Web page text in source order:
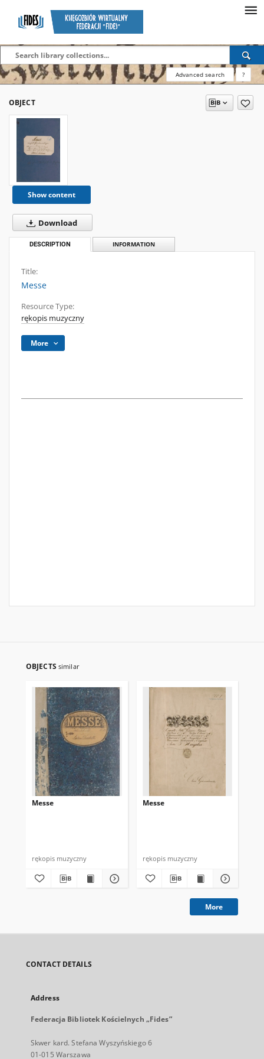
Advanced search ?
OBJECT
Show content
Download
DESCRIPTION INFORMATION
Title:
Messe
Resource Type:
rękopis muzyczny
More
OBJECTS similar
Messe
rękopis muzyczny
Messe
rękopis muzyczny
More
CONTACT DETAILS
Address
Federacja Bibliotek Kościelnych „Fides”
Skwer kard. Stefana Wyszyńskiego 6
01-015 Warszawa